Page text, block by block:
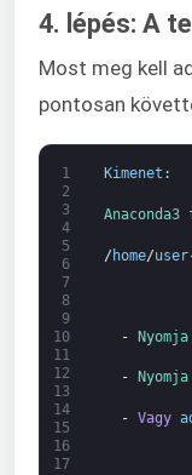
4. lépés: A
Most meg kell
pontosan
1
2
3
4
5
6
7
8
9
10
11
12
13
14
15
16
17
Kimenet :
Anaconda3
/ home/user
- Nyomja
-
- Vagy